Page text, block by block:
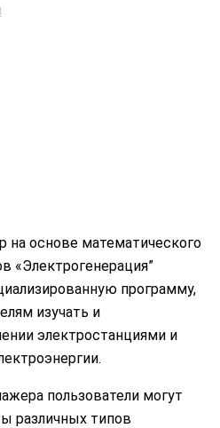
основе математического
«Электрогенерация”
программу,
изучать и
электростанциями и
пользователи могут
различных типов